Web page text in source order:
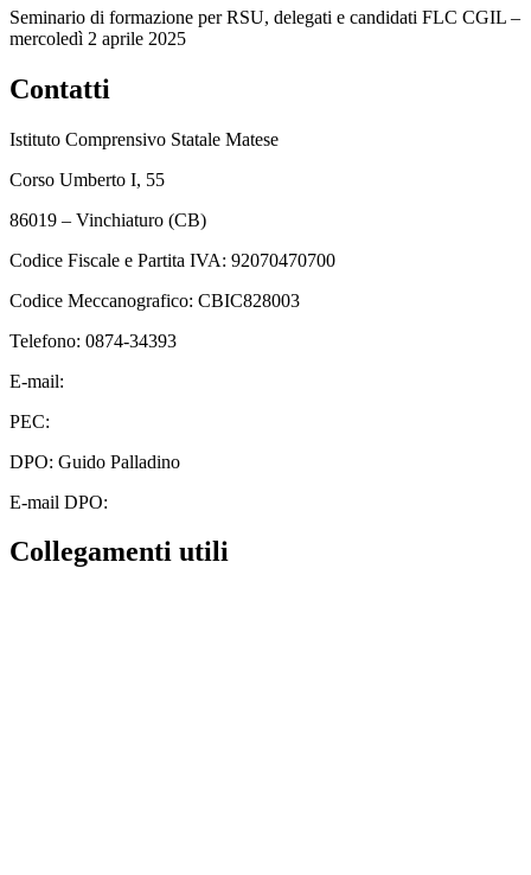
Seminario di formazione per RSU, delegati e candidati FLC CGIL –
mercoledì 2 aprile 2025
Contatti
Istituto Comprensivo Statale Matese
Corso Umberto I, 55
86019 – Vinchiaturo (CB)
Codice Fiscale e Partita IVA: 92070470700
Codice Meccanografico: CBIC828003
Telefono: 0874-34393
E-mail:
PEC:
DPO: Guido Palladino
E-mail DPO:
Collegamenti utili